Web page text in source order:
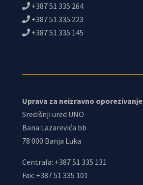
+387 51 335 264
+387 51 335 223
+387 51 335 145
Uprava za neizravno oporezivanje
Središnji ured UNO
Bana Lazarevića bb
78 000 Banja Luka
Centrala: +387 51 335 131
Fax: +387 51 335 101